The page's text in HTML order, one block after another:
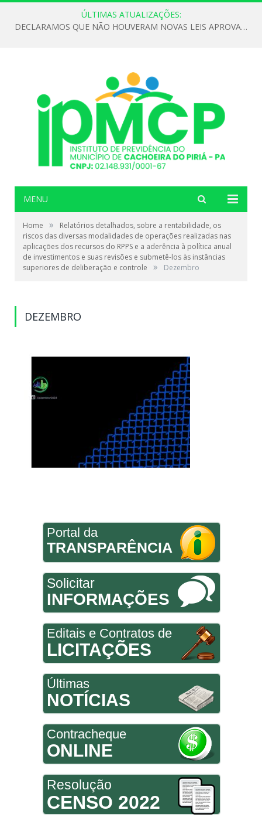
ÚLTIMAS ATUALIZAÇÕES:
DECLARAMOS QUE NÃO HOUVERAM NOVAS LEIS APROVADAS ATÉ O MOMENTO PARA O INSTITUTO DE PREVIDÊNCIA NO ANO DE 2026
MENU
Home »
Relatórios detalhados, sobre a rentabilidade, os
riscos das diversas modalidades de operações realizadas nas
aplicações dos recursos do RPPS e a aderência à política anual
de investimentos e suas revisões e submetê-los às instâncias
superiores de deliberação e controle
» Dezembro
DEZEMBRO
Portal da
TRANSPARÊNCIA
Solicitar
INFORMAÇÕES
Editais e Contratos de
LICITAÇÕES
Últimas
NOTÍCIAS
Contracheque
ONLINE
Resolução
CENSO 2022